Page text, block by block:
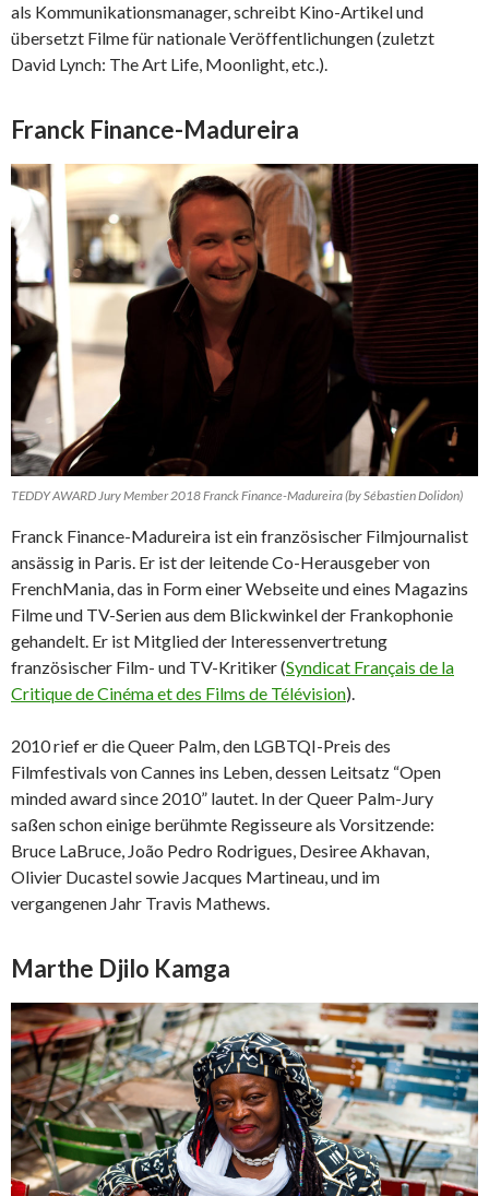
als Kommunikationsmanager, schreibt Kino-Artikel und
übersetzt Filme für nationale Veröffentlichungen (zuletzt
David Lynch: The Art Life, Moonlight, etc.).
Franck Finance-Madureira
TEDDY AWARD Jury Member 2018 Franck Finance-Madureira (by Sébastien Dolidon)
Franck Finance-Madureira ist ein französischer Filmjournalist
ansässig in Paris. Er ist der leitende Co-Herausgeber von
FrenchMania, das in Form einer Webseite und eines Magazins
Filme und TV-Serien aus dem Blickwinkel der Frankophonie
gehandelt. Er ist Mitglied der Interessenvertretung
französischer Film- und TV-Kritiker (Syndicat Français de la
Critique de Cinéma et des Films de Télévision).
2010 rief er die Queer Palm, den LGBTQI-Preis des
Filmfestivals von Cannes ins Leben, dessen Leitsatz “Open
minded award since 2010” lautet. In der Queer Palm-Jury
saßen schon einige berühmte Regisseure als Vorsitzende:
Bruce LaBruce, João Pedro Rodrigues, Desiree Akhavan,
Olivier Ducastel sowie Jacques Martineau, und im
vergangenen Jahr Travis Mathews.
Marthe Djilo Kamga